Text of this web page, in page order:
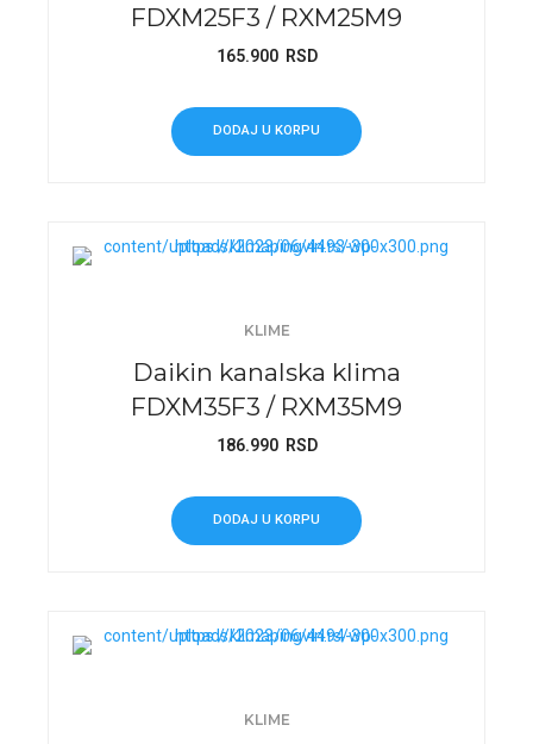
FDXM25F3 / RXM25M9
165.900 RSD
DODAJ U KORPU
KLIME
Daikin kanalska klima
FDXM35F3 / RXM35M9
186.990 RSD
DODAJ U KORPU
KLIME